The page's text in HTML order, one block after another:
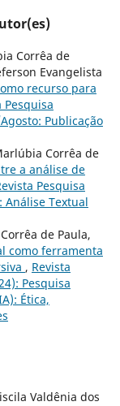
Corrêa de
Evangelista
recurso para
Pesquisa
Publicação
Corrêa de
a análise de
Pesquisa
Análise Textual
de Paula,
como ferramenta
, Revista
Pesquisa
Ética,
Valdênia dos